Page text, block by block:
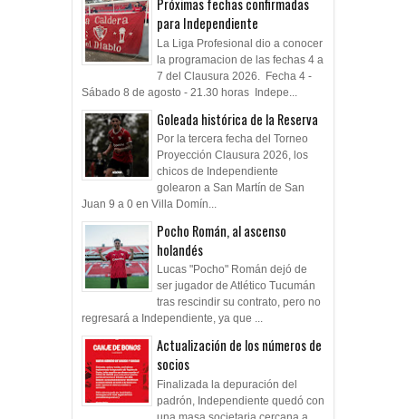
Próximas fechas confirmadas
para Independiente
La Liga Profesional dio a conocer
la programacion de las fechas 4 a
7 del Clausura 2026. Fecha 4 -
Sábado 8 de agosto - 21.30 horas Indepe...
Goleada histórica de la Reserva
Por la tercera fecha del Torneo
Proyección Clausura 2026, los
chicos de Independiente
golearon a San Martín de San
Juan 9 a 0 en Villa Domín...
Pocho Román, al ascenso
holandés
Lucas "Pocho" Román dejó de
ser jugador de Atlético Tucumán
tras rescindir su contrato, pero no
regresará a Independiente, ya que ...
Actualización de los números de
socios
Finalizada la depuración del
padrón, Independiente quedó con